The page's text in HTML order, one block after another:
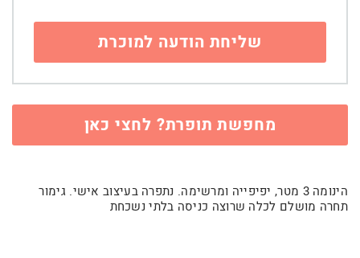
מחפשת תופרת? לחצי כאן
הינומה 3 מטר, יפיפייה ומרשימה. נתפרה בעיצוב אישי. גימור
תחרה מושלם לכלה שרוצה כניסה בלתי נשכחת